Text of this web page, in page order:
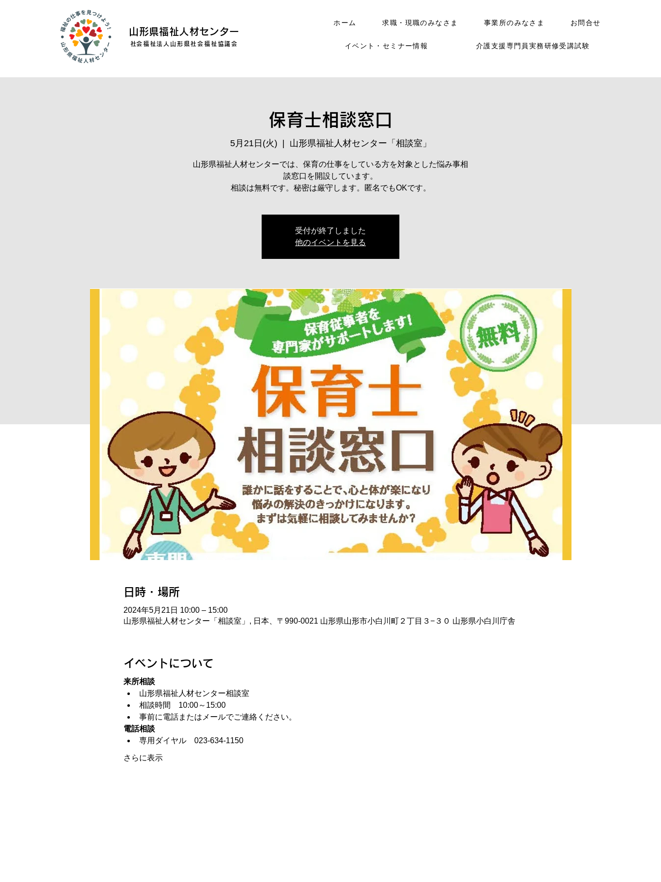
山形県福祉人材センター
​社会福祉法人山形県社会福祉協議会
ホーム 求職・現職のみなさま 事業所のみなさま お問合せ
イベント・セミナー情報 介護支援専門員実務研修受講試験
保育士相談窓口
5月21日(火) 山形県福祉人材センター「相談室」
山形県福祉人材センターでは、保育の仕事をしている方を対象とした悩み事相
談窓口を開設しています。
相談は無料です。秘密は厳守します。匿名でもOKです。
受付が終了しました
他のイベントを見る
日時・場所
2024年5月21日 10:00 – 15:00
山形県福祉人材センター「相談室」, 日本、〒990-0021 山形県山形市小白川町２丁目３−３０ 山形県小白川庁舎
イベントについて
来所相談
山形県福祉人材センター相談室
相談時間　10:00～15:00
事前に電話またはメールでご連絡ください。
電話相談
専用ダイヤル　023-634-1150
さらに表示